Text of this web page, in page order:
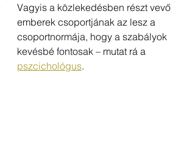
Vagyis a közlekedésben részt vevő
emberek csoportjának az lesz a
csoportnormája, hogy a szabályok
kevésbé fontosak – mutat rá a
pszcichológus.